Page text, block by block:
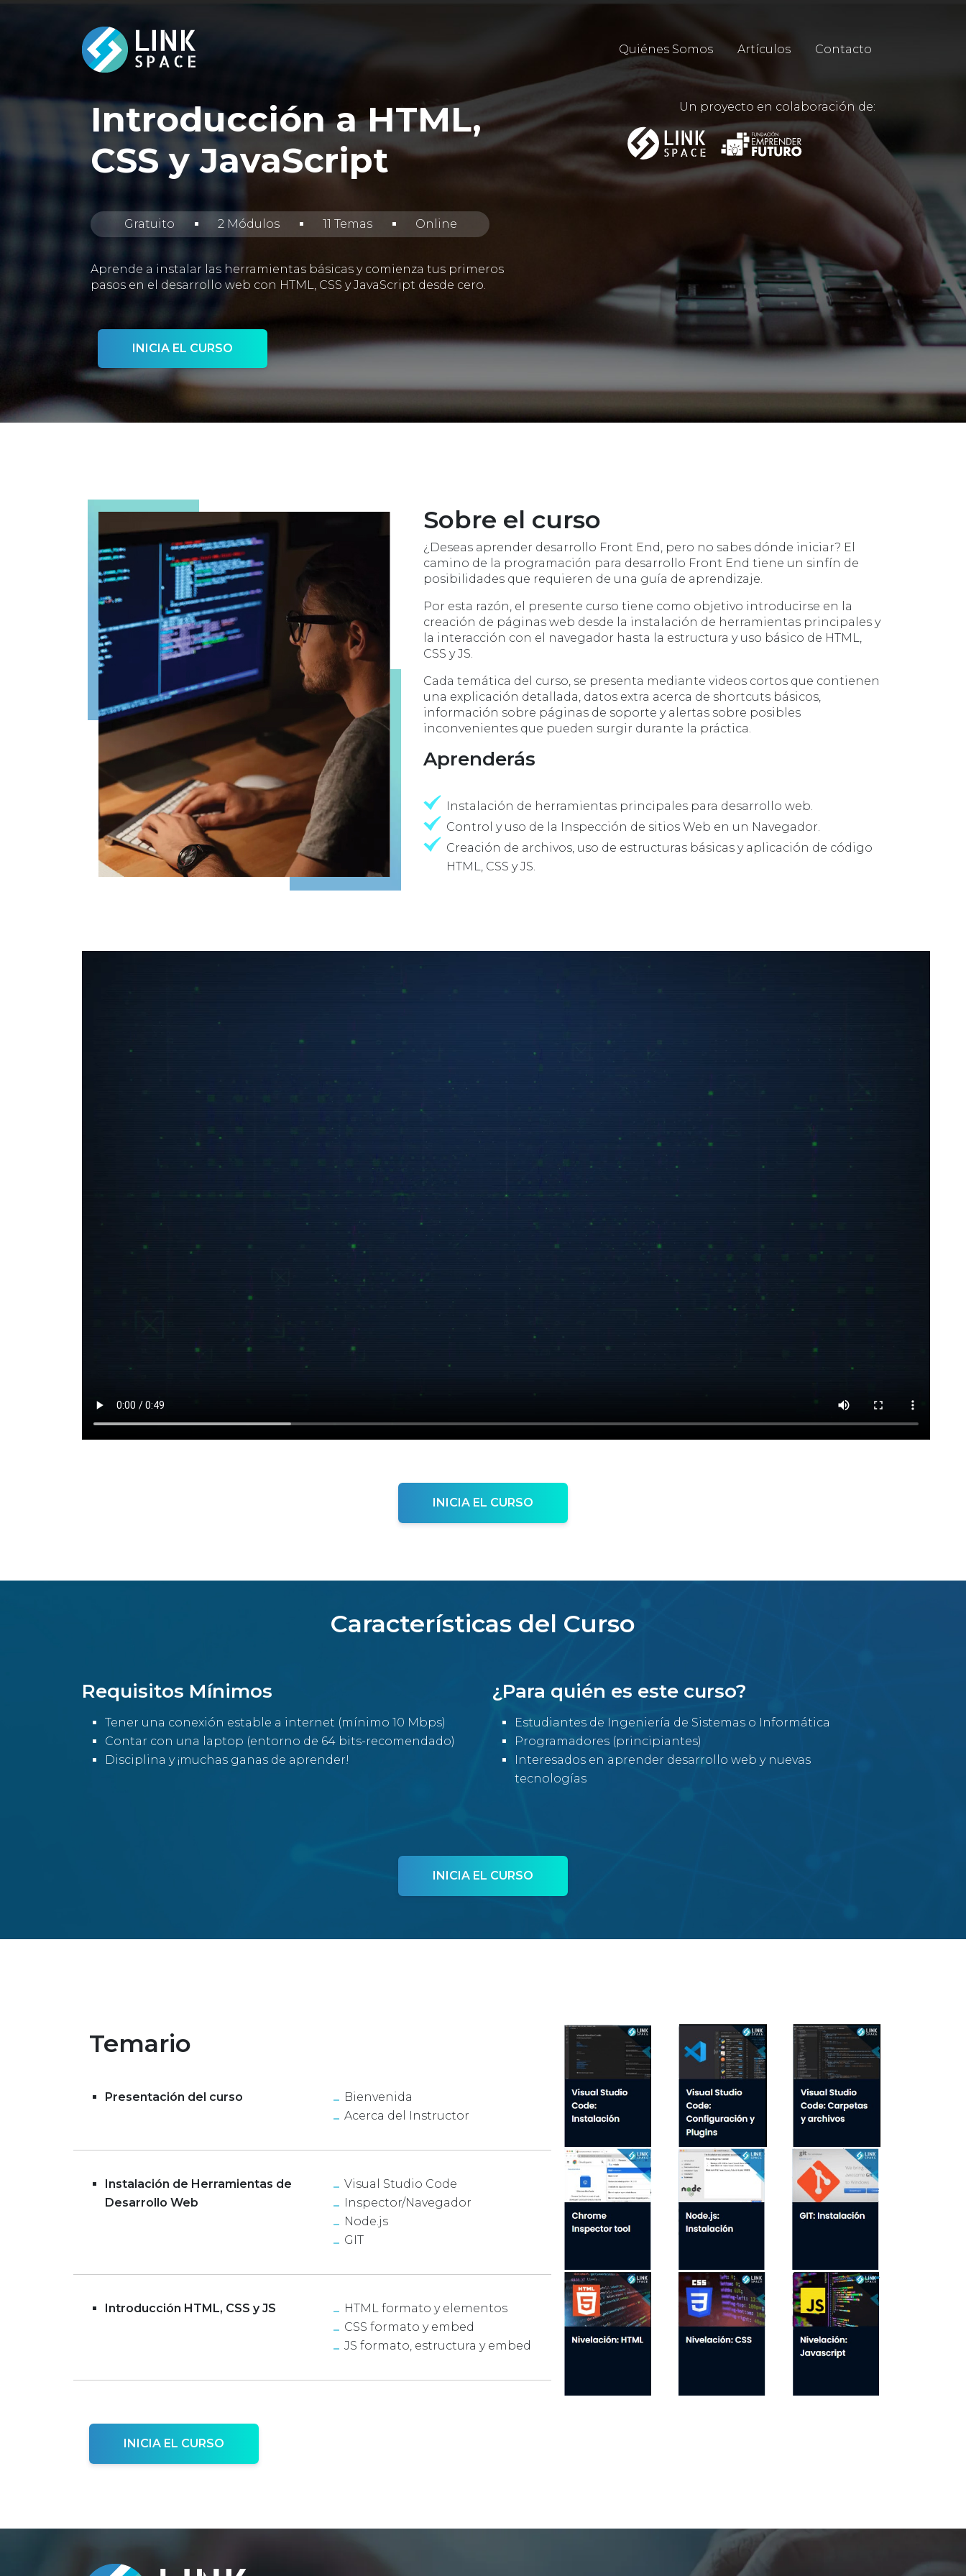
Quiénes Somos Artículos Contacto
Introducción a HTML,
CSS y JavaScript
Gratuito 2 Módulos 11 Temas Online
Aprende a instalar las herramientas básicas y comienza tus primeros
pasos en el desarrollo web con HTML, CSS y JavaScript desde cero.
INICIA EL CURSO
Un proyecto en colaboración de:
Sobre el curso
¿Deseas aprender desarrollo Front End, pero no sabes dónde iniciar? El
camino de la programación para desarrollo Front End tiene un sinfín de
posibilidades que requieren de una guía de aprendizaje.
Por esta razón, el presente curso tiene como objetivo introducirse en la
creación de páginas web desde la instalación de herramientas principales y
la interacción con el navegador hasta la estructura y uso básico de HTML,
CSS y JS.
Cada temática del curso, se presenta mediante videos cortos que contienen
una explicación detallada, datos extra acerca de shortcuts básicos,
información sobre páginas de soporte y alertas sobre posibles
inconvenientes que pueden surgir durante la práctica.
Aprenderás
Instalación de herramientas principales para desarrollo web.
Control y uso de la Inspección de sitios Web en un Navegador.
Creación de archivos, uso de estructuras básicas y aplicación de código
HTML, CSS y JS.
INICIA EL CURSO
Características del Curso
Requisitos Mínimos
Tener una conexión estable a internet (mínimo 10 Mbps)
Contar con una laptop (entorno de 64 bits-recomendado)
Disciplina y ¡muchas ganas de aprender!
¿Para quién es este curso?
Estudiantes de Ingeniería de Sistemas o Informática
Programadores (principiantes)
Interesados en aprender desarrollo web y nuevas
tecnologías
INICIA EL CURSO
Temario
Presentación del curso
Bienvenida
Acerca del Instructor
Instalación de Herramientas de
Desarrollo Web
Visual Studio Code
Inspector/Navegador
Node.js
GIT
Introducción HTML, CSS y JS
HTML formato y elementos
CSS formato y embed
JS formato, estructura y embed
INICIA EL CURSO